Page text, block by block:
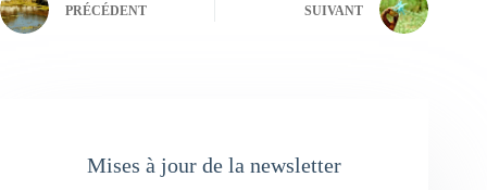
PRÉCÉDENT SUIVANT
Mises à jour de la newsletter